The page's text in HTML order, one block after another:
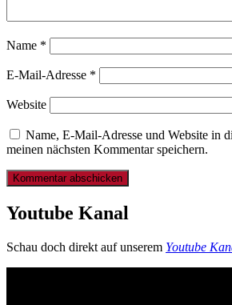
Name *
E-Mail-Adresse *
Website
Name, E-Mail-Adresse und Website in
meinen nächsten Kommentar speichern.
Youtube Kanal
Schau doch direkt auf unserem Youtube